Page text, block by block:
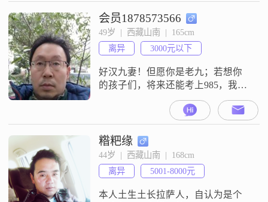
会员1878573566
49岁  |  西藏山南  |  165cm
离异
3000元以下
好汉九妻！但愿你是老九；若想你
的孩子们，将来还能考上985，我是
你可能唯一的遇见：那套秘籍，我
正好见过；善良基因+优质奶爸，你
不可错过！男人的年龄，就如夷历
1982年的茅台：珍藏版。
糌粑缘
44岁  |  西藏山南  |  168cm
离异
5001-8000元
本人土生土长拉萨人，自认为是个